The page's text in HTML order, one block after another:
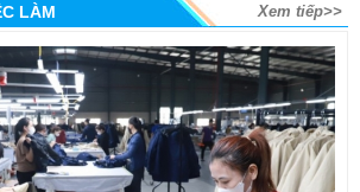
LÀM Xem tiếp>>